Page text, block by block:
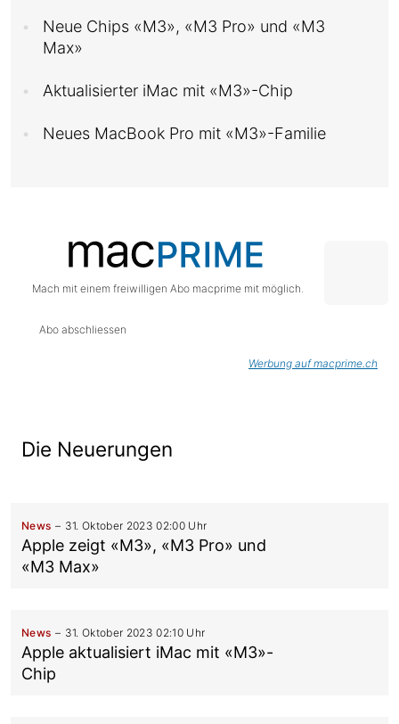
Neue Chips «M3», «M3 Pro» und «M3
Max»
Aktualisierter iMac mit «M3»-Chip
Neues MacBook Pro mit «M3»-Familie
Mach mit einem freiwilligen Abo macprime mit möglich.
Abo abschliessen
Werbung auf macprime.ch
Die Neuerungen
News 31. Oktober 2023 02:00 Uhr
Apple zeigt «M3», «M3 Pro» und
«M3 Max»
News 31. Oktober 2023 02:10 Uhr
Apple aktualisiert iMac mit «M3»-
Chip